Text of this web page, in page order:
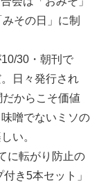
その日」に制
30・朝刊で
日々発行され
からこそ価値
噌でないミソの
い。
に転がり防止の
き5本セット」